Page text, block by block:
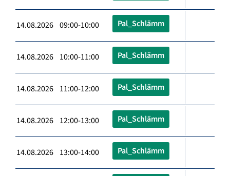
14.08.2026 09:00-10:00 Pal_Schlämm
14.08.2026 10:00-11:00 Pal_Schlämm
14.08.2026 11:00-12:00 Pal_Schlämm
14.08.2026 12:00-13:00 Pal_Schlämm
14.08.2026 13:00-14:00 Pal_Schlämm